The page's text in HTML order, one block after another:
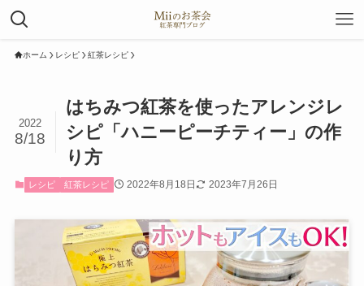
ホーム レシピ 紅茶レシピ
はちみつ紅茶を使ったアレンジレ
シピ「ハニーピーチティー」の作
り方
2022
8/18
レシピ 紅茶レシピ 2022年8月18日 2023年7月26日